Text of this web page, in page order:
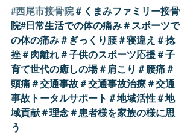
#西尾市接骨院＃くまみファミリー接骨
院#日常生活での体の痛み＃スポーツで
の体の痛み＃ぎっくり腰＃寝違え＃捻
挫＃肉離れ＃子供のスポーツ応援＃子
育て世代の癒しの場＃肩こり＃腰痛＃
頭痛＃交通事故＃交通事故治療＃交通
事故トータルサポート＃地域活性＃地
域貢献＃理念＃患者様を家族の様に思
う